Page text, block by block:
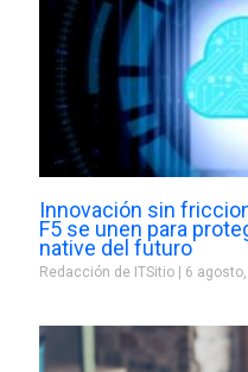
Innovación sin
F5 se unen para
native del futuro
Redacción de ITSitio 6